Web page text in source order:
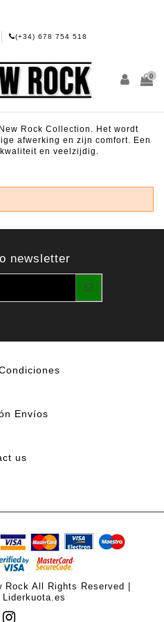
(+34) 678 754 518
0
Rock Collection. Het wordt
afwerking en zijn comfort. Een
en veelzijdig.
newsletter
Envíos
us
All Rights Reserved |
Liderkuota.es